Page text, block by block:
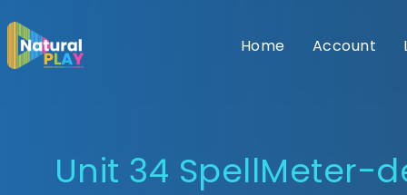
Home Account
Unit 34 SpellMeter-